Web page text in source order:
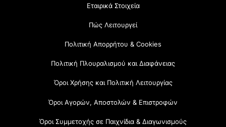
Εταιρικά Στοιχεία
Πώς Λειτουργεί
Πολιτική Απορρήτου & Cookies
Πολιτική Πλουραλισμού και Διαφάνειας
Όροι Χρήσης και Πολιτική Λειτουργίας
Όροι Αγορών, Αποστολών & Επιστροφών
Όροι Συμμετοχής σε Παιχνίδια & Διαγωνισμούς